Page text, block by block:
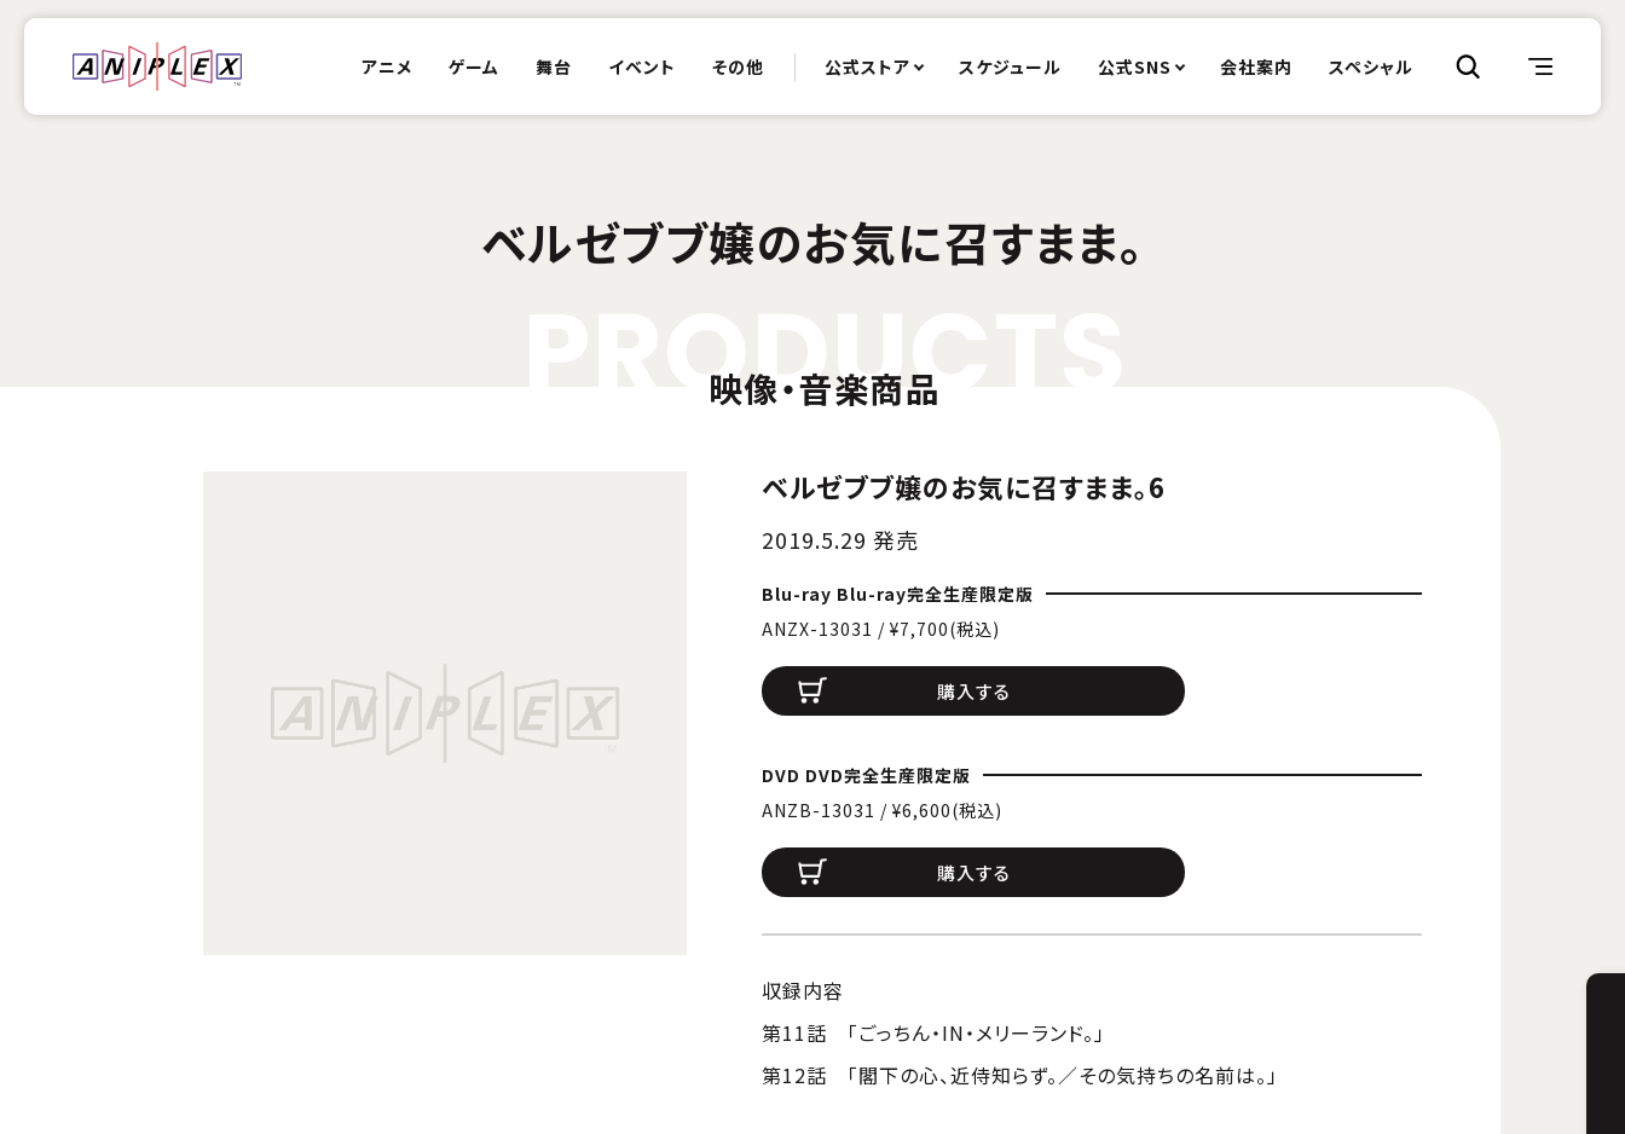
アニメ ゲーム 舞台 イベント その他 公式ストア スケジュール 公式SNS 会社案内 スペシャル
ベルゼブブ嬢のお気に召すまま。
ODUC
映像・音楽商品
ベルゼブブ嬢のお気に召すまま。6
2019.5.29 発売
Blu-ray Blu-ray完全生産限定版
ANZX-13031 / ¥7,700(税込)
購入する
DVD DVD完全生産限定版
ANZB-13031 / ¥6,600(税込)
購入する
収録内容
第11話 「ごっちん・IN・メリーランド。」
第12話 「閣下の心、近侍知らず。／その気持ちの名前は。」